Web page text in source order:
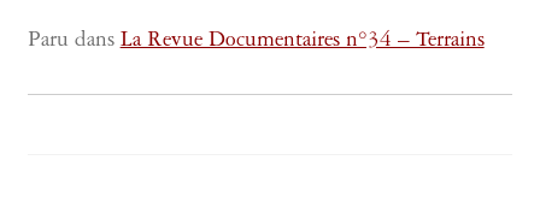
Paru dansLa Revue Documentaires n°34 – Terrains